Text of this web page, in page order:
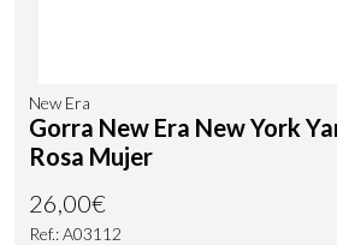
New Era
Gorra New Era New York
Rosa Mujer
26,00€
Ref.: A03112